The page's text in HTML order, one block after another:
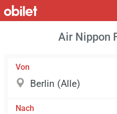
Air Nippon
Von
Nach